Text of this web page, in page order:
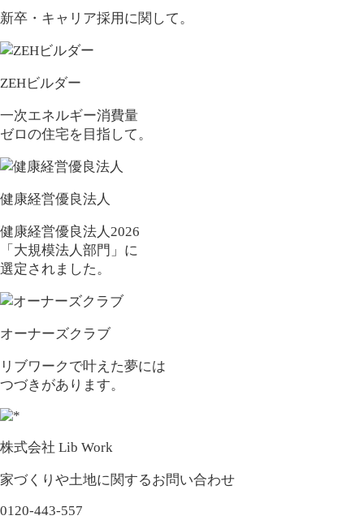
新卒・キャリア採用に関して。
ZEHビルダー
一次エネルギー消費量
ゼロの住宅を目指して。
健康経営優良法人
健康経営優良法人2026
「大規模法人部門」に
選定されました。
オーナーズクラブ
リブワークで叶えた夢には
つづきがあります。
株式会社 Lib Work
家づくりや土地に関するお問い合わせ
0120-443-557